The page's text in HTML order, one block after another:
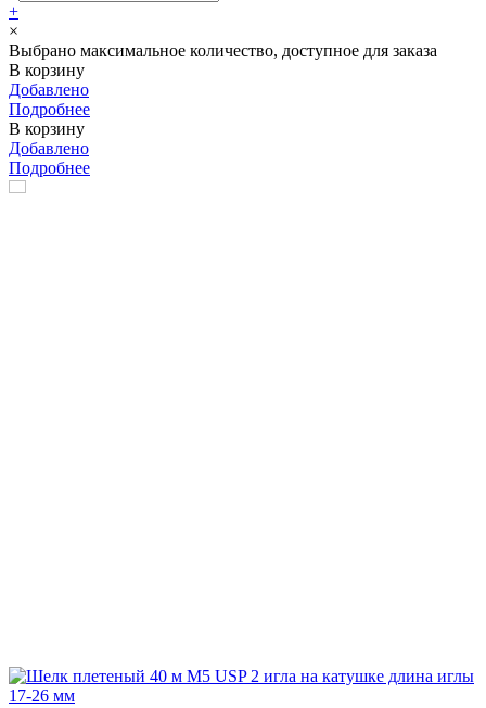
+
×
Выбрано максимальное количество, доступное для заказа
В корзину
Добавлено
Подробнее
В корзину
Добавлено
Подробнее